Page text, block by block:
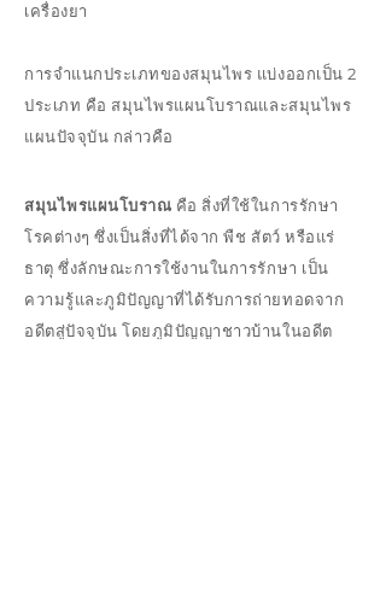
เครื่องยา
การจำแนกประเภทของสมุนไพร แบ่งออกเป็น 2
ประเภท คือ สมุนไพรแผนโบราณและสมุนไพร
แผนปัจจุบัน กล่าวคือ
สมุนไพรแผนโบราณ คือ สิ่งที่ใช้ในการรักษา
โรคต่างๆ ซึ่งเป็นสิ่งที่ได้จาก พืช สัตว์ หรือแร่
ธาตุ ซึ่งลักษณะการใช้งานในการรักษา เป็น
ความรู้และภูมิปัญญาที่ได้รับการถ่ายทอดจาก
อดีตสู่ปัจจุบัน โดยภูมิปัญญาชาวบ้านในอดีต